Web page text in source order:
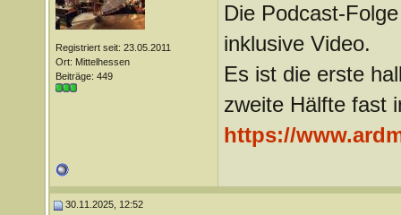
Registriert seit: 23.05.2011
Ort: Mittelhessen
Beiträge: 449
Die Podcast-
inklusive Video.
Es ist die erste
zweite Hälfte fast
https://
30.11.2025, 12:52